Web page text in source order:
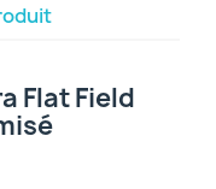
Flat Field